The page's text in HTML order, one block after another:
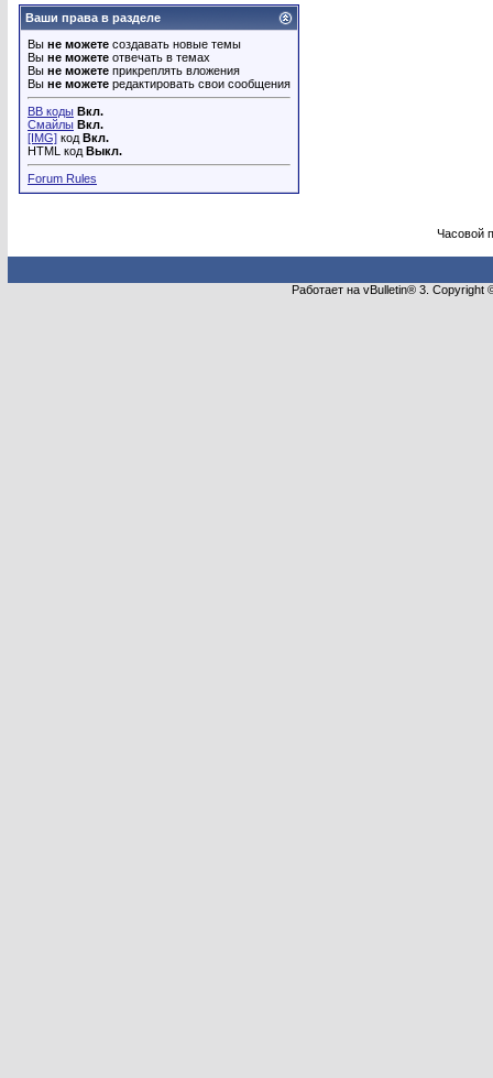
Ваши права в разделе
Вы не можете создавать новые темы
Вы не можете отвечать в темах
Вы не можете прикреплять вложения
Вы не можете редактировать свои сообщения
BB коды Вкл.
Смайлы Вкл.
[IMG] код Вкл.
HTML код Выкл.
Forum Rules
Часовой
Работает на vBulletin® 3.